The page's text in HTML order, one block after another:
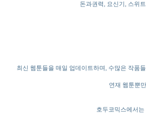
돈과권력, 요신기, 스위
최신 웹툰들을 매일 업데이트하며, 수많은 작품
연재 웹툰뿐
호두코믹스에서